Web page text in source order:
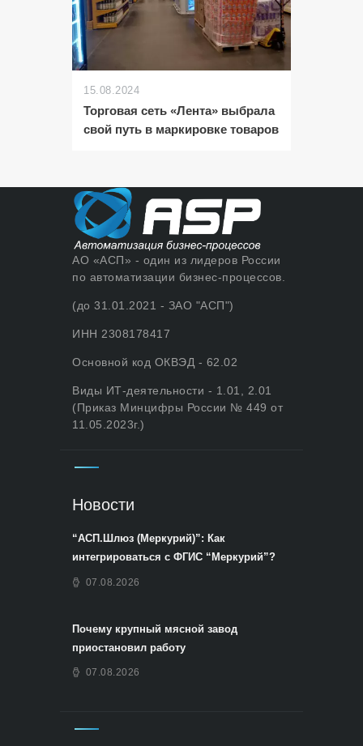
15.08.2024
Торговая сеть «Лента» выбрала
свой путь в маркировке товаров
АО «АСП» - один из лидеров России
по автоматизации бизнес-процессов.
(до 31.01.2021 - ЗАО "АСП")
ИНН 2308178417
Основной код ОКВЭД - 62.02
Виды ИТ-деятельности - 1.01, 2.01
(Приказ Минцифры России № 449 от
11.05.2023г.)
Новости
“АСП.Шлюз (Меркурий)”: Как
интегрироваться с ФГИС “Меркурий”?
07.08.2026
Почему крупный мясной завод
приостановил работу
07.08.2026